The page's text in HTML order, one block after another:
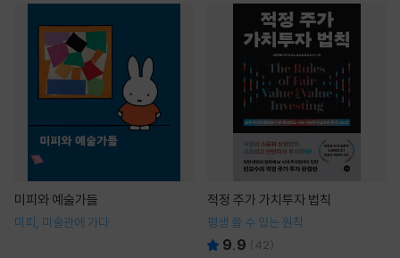
미피와 예술가들
미피, 미술관에 가다
적정 주가 가치투자 법칙
평생 쓸 수 있는 원칙
9.9 (42)